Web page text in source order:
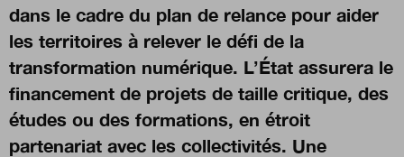
Nous suivre sur Twittersur LinkedIn
dans le cadre du plan de relance pour aider
les territoires à relever le défi de la
transformation numérique. L’État assurera le
financement de projets de taille critique, des
études ou des formations, en étroit
partenariat avec les collectivités. Une